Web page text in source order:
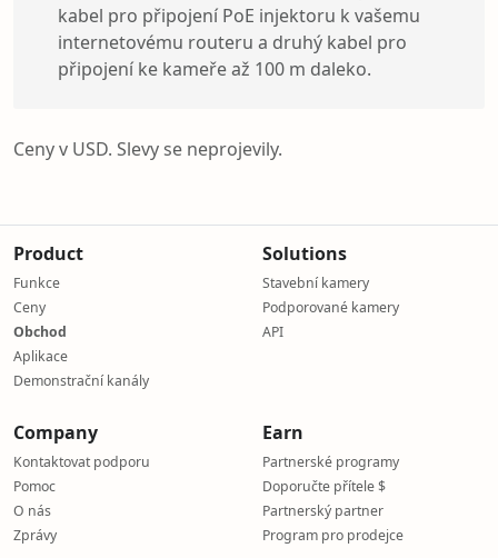
kabel pro připojení PoE injektoru k vašemu
internetovému routeru a druhý kabel pro
připojení ke kameře až 100 m daleko.
Ceny v USD. Slevy se neprojevily.
Product
Funkce
Ceny
Obchod
Aplikace
Demonstrační kanály
Solutions
Stavební kamery
Podporované kamery
API
Company
Kontaktovat podporu
Pomoc
O nás
Zprávy
Earn
Partnerské programy
Doporučte přítele $
Partnerský partner
Program pro prodejce